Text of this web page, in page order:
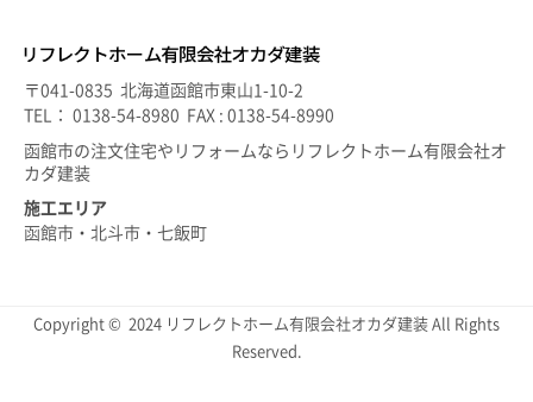
〒041-0835 北海道函館市東山1-10-2
TEL： 0138-54-8980 FAX : 0138-54-8990
函館市の注文住宅やリフォームならリフレクトホーム有限会社オ
カダ建装
施工エリア
函館市・北斗市・七飯町
Copyright © 2024 リフレクトホーム有限会社オカダ建装 All Rights
Reserved.